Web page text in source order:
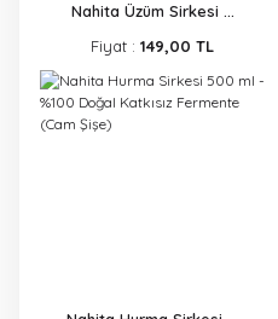
Nahita Üzüm Sirkesi ...
Fiyat : 149,00 TL